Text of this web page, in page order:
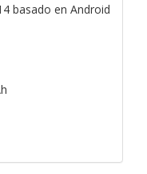
basado en Android